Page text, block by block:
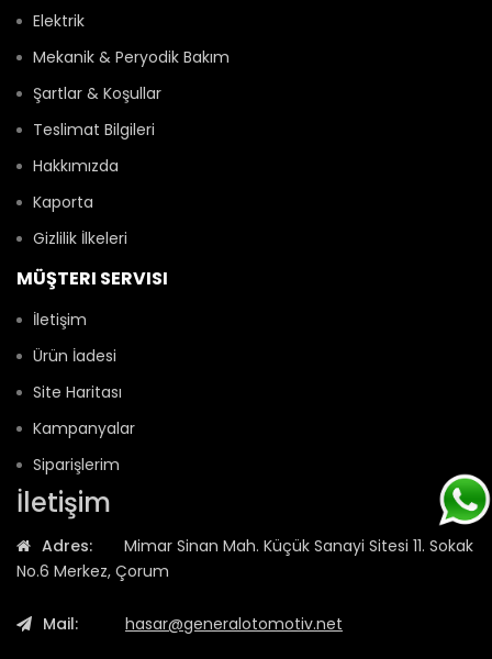
Elektrik
Mekanik & Peryodik Bakım
Şartlar & Koşullar
Teslimat Bilgileri
Hakkımızda
Kaporta
Gizlilik İlkeleri
MÜŞTERI SERVISI
İletişim
Ürün İadesi
Site Haritası
Kampanyalar
Siparişlerim
İletişim
Adres:
Mimar Sinan Mah. Küçük Sanayi Sitesi 11. Sokak
No.6 Merkez, Çorum
Mail: hasar@generalotomotiv.net